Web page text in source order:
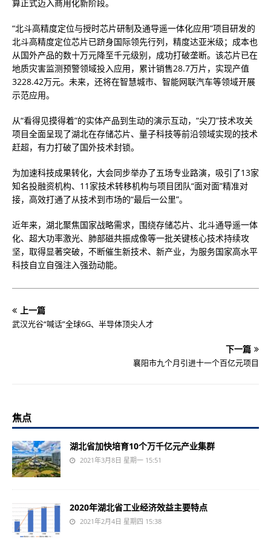
算正式迈入商用化新阶段。
“北斗高精度定位与授时芯片研制及通导遥一体化应用”项目研发的
北斗高精度定位芯片已跻身国际领先行列，精度达亚米级；成本也
从国外产品的数十万元降至千元级别，成功打破垄断。该芯片已在
地质灾害监测预警领域投入应用，累计销售28.7万片，实现产值
3228.42万元。未来，还将在智慧城市、智能网联汽车等领域开展
示范应用。
从“看得见摸得着”的实体产品到生动的演示互动，“尖刀”技术攻关
项目全面呈现了湖北在存储芯片、量子科技等前沿领域实现的技术
赶超，有力打破了国外技术封锁。
为加速科技成果转化，大会同步举办了五场专业路演，吸引了13家
知名投融资机构、11家技术转移机构与项目团队“面对面”精准对
接，高效打通了从技术到市场的“最后一公里”。
近年来，湖北聚焦国家战略需求，围绕存储芯片、北斗通导遥一体
化、超大功率激光、肺部磁共振成像等一批关键核心技术持续攻
坚，取得显著突破，不断催生新技术、新产业，为服务国家高水平
科技自立自强注入强劲动能。
上一篇
武汉光谷“喊话”全球6G、半导体顶尖人才
下一篇
襄阳市九个月引进十一个百亿元项目
焦点
湖北省加快培育10个万千亿元产业集群
2021年3月8日 星期一 15:51
2020年湖北省工业经济效益主要特点
2021年2月4日 星期四 15:38